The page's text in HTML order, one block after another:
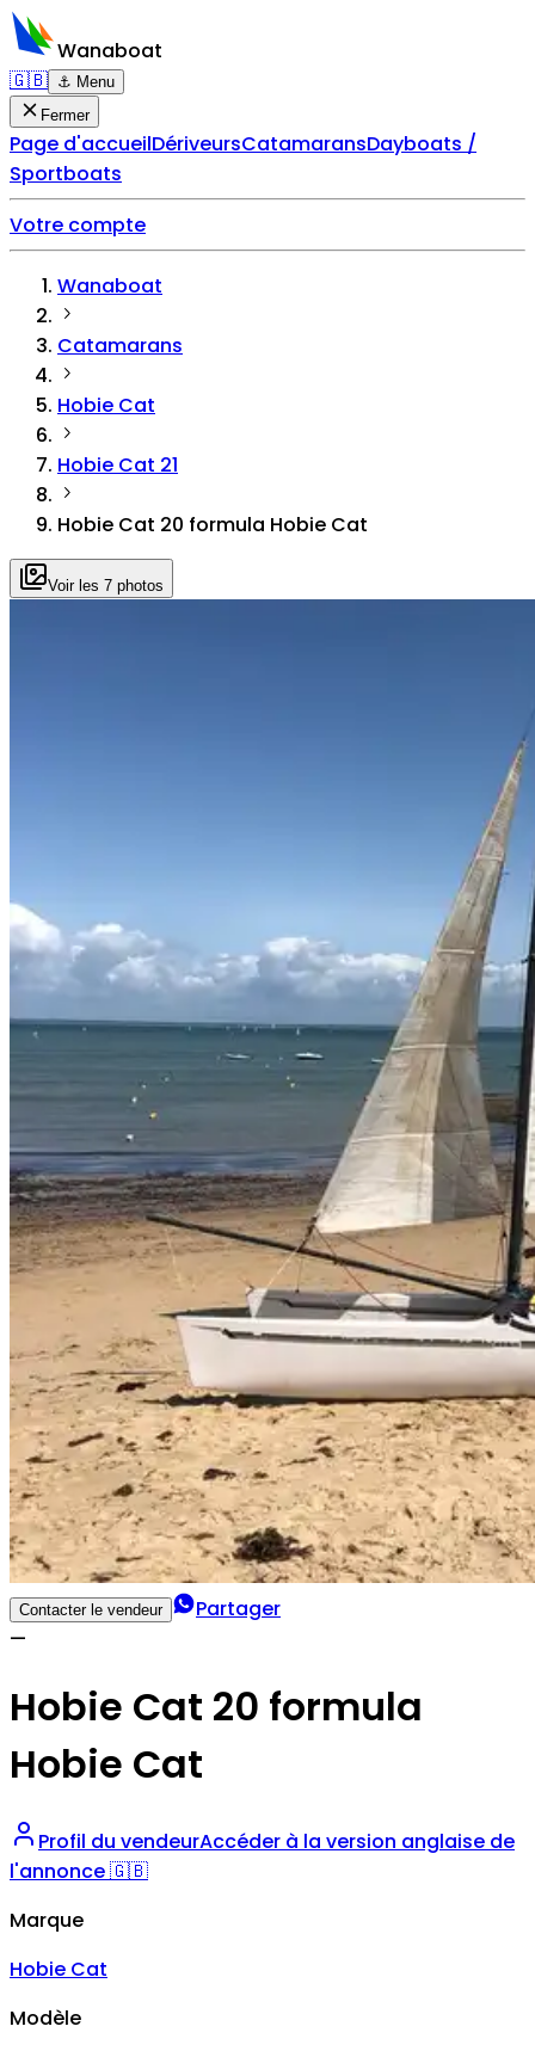
Wanaboat
🇬🇧 ⚓ Menu
Fermer
Page d'accueilDériveursCatamaransDayboats /
Sportboats
Votre compte
Wanaboat
Catamarans
Hobie Cat
Hobie Cat 21
Hobie Cat 20 formula Hobie Cat
Voir les 7 photos
Contacter le vendeur
Partager
—
Hobie Cat 20 formula
Hobie Cat
Profil du vendeurAccéder à la version anglaise de
l'annonce 🇬🇧
Marque
Hobie Cat
Modèle